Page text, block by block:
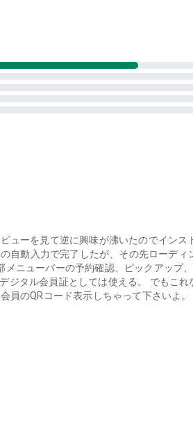
ューを見て逆に興味が沸いたのでインス
自動入力で完了したが、その先ローディ
ニューバーの予約確認、ピックアップ
タル会員証としては使える。 でもこれ
員のQRコード表示しちゃって下さいよ。